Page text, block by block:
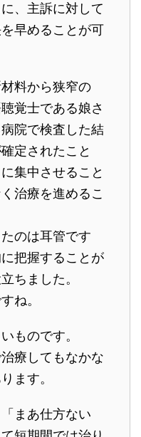
、主訴に対して
早めることが可
料から狭窄の
覚士である娘さ
院で検査した結
定されたこと
集中させること
治療を進めるこ
のは耳管です
把握することが
ちました。
ね。
ものです。
療してもなかな
ます。
まあ仕方ない